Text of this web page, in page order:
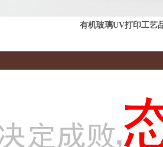
有机玻璃UV打印工艺